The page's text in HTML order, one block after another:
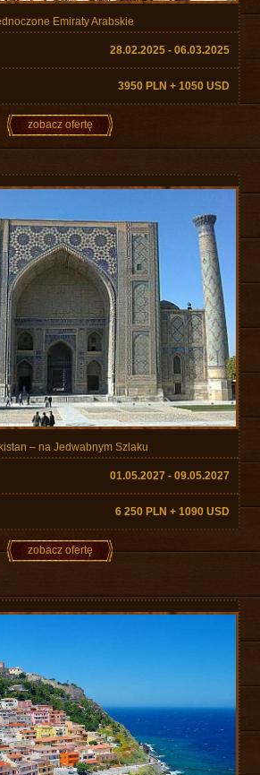
Emiraty Arabskie
28.02.2025 - 06.03.2025
3950 PLN + 1050 USD
zobacz ofertę
– na Jedwabnym Szlaku
01.05.2027 - 09.05.2027
6 250 PLN + 1090 USD
zobacz ofertę